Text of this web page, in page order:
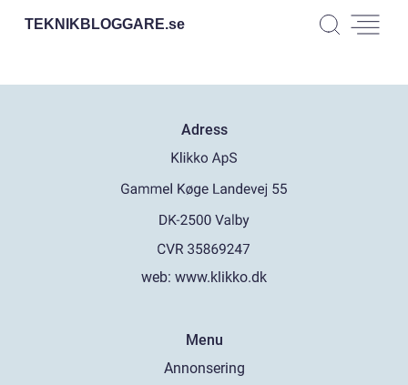
TEKNIKBLOGGARE.se
Adress
web: www.klikko.dk
Menu
Annonsering